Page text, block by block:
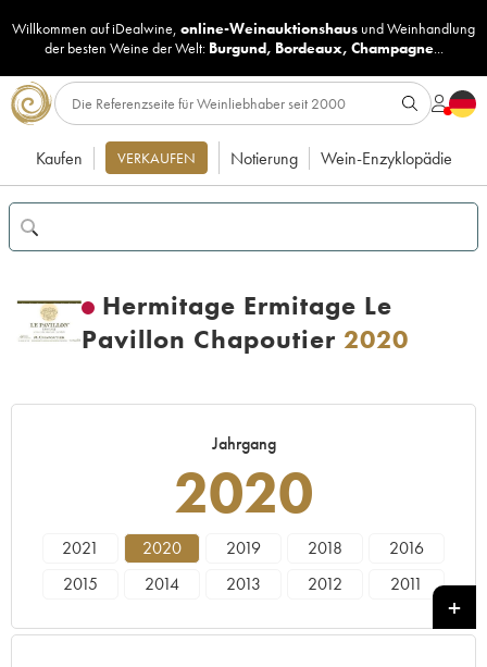
Willkommen auf iDealwine, online-Weinauktionshaus undWeinhandlung
der besten Weine der Welt: Burgund, Bordeaux, Champagne...
Kaufen VERKAUFEN Notierung Wein-Enzyklopädie
Hermitage Ermitage Le
Pavillon Chapoutier 2020
Jahrgang
2020
2021 2020 2019 2018
2016
2015
2014 2013 2012
2011